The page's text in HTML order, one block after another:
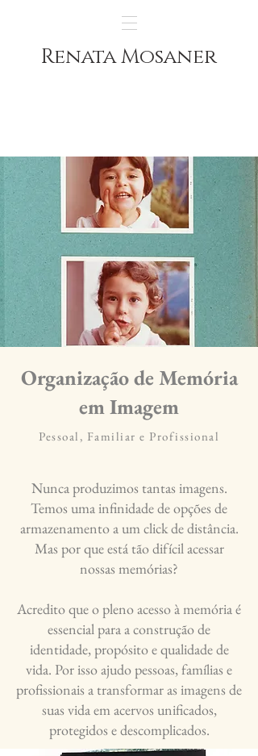
Renata Mosaner
Organização de Memória
em Imagem
Pessoal, Familiar e Profissional
Nunca produzimos tantas imagens.
Temos uma infinidade de opções de
armazenamento a um click de distância.
Mas por que está tão difícil acessar
nossas memórias?
Acredito que o pleno acesso à memória é
essencial para a construção de
identidade, propósito e qualidade de
vida. Por isso ajudo pessoas, famílias e
profissionais a transformar as imagens de
suas vida em acervos unificados,
protegidos e descomplicados.